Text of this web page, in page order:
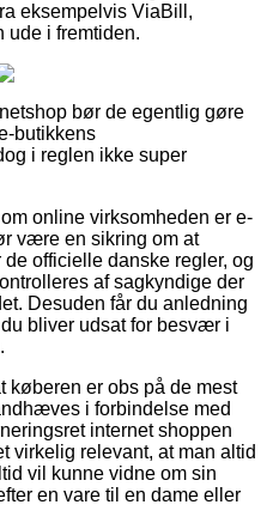
eksempelvis ViaBill,
ude i fremtiden.
bør de egentlig gøre
butikkens
i reglen ikke super
online virksomheden er e-
være en sikring om at
officielle danske regler, og
af sagkyndige der
Desuden får du anledning
bliver udsat for besvær i
køberen er obs på de mest
i forbindelse med
internet shoppen
virkelig relevant, at man altid
vil kunne vidne om sin
en vare til en dame eller